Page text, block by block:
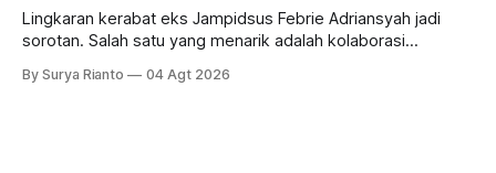
Lingkaran kerabat eks Jampidsus Febrie Adriansyah jadi
sorotan. Salah satu yang menarik adalah kolaborasi
Bagaimana hubungannya?
By Surya Rianto 04 Agt 2026